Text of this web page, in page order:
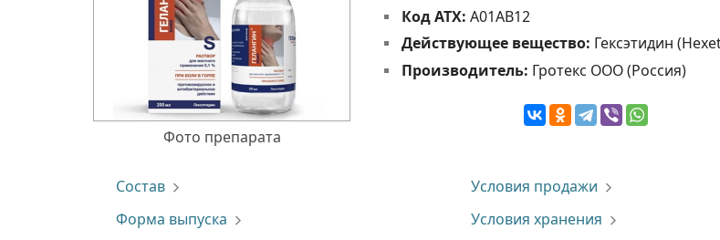
Фото препарата
Код АТХ: A01AB12
Действующее вещество: Гексэтидин
Производитель: Гротекс ООО (Россия)
Состав
Форма выпуска
Условия продажи
Условия хранения